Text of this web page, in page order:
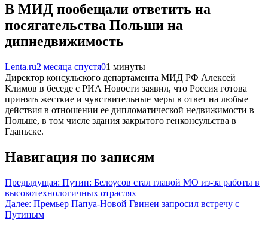
В МИД пообещали ответить на
посягательства Польши на
дипнедвижимость
Lenta.ru2 месяца спустя01 минуты
Директор консульского департамента МИД РФ Алексей
Климов в беседе с РИА Новости заявил, что Россия готова
принять жесткие и чувствительные меры в ответ на любые
действия в отношении ее дипломатической недвижимости в
Польше, в том числе здания закрытого генконсульства в
Гданьске.
Навигация по записям
Предыдущая: Путин: Белоусов стал главой МО из-за работы в
высокотехнологичных отраслях
Далее: Премьер Папуа-Новой Гвинеи запросил встречу с
Путиным